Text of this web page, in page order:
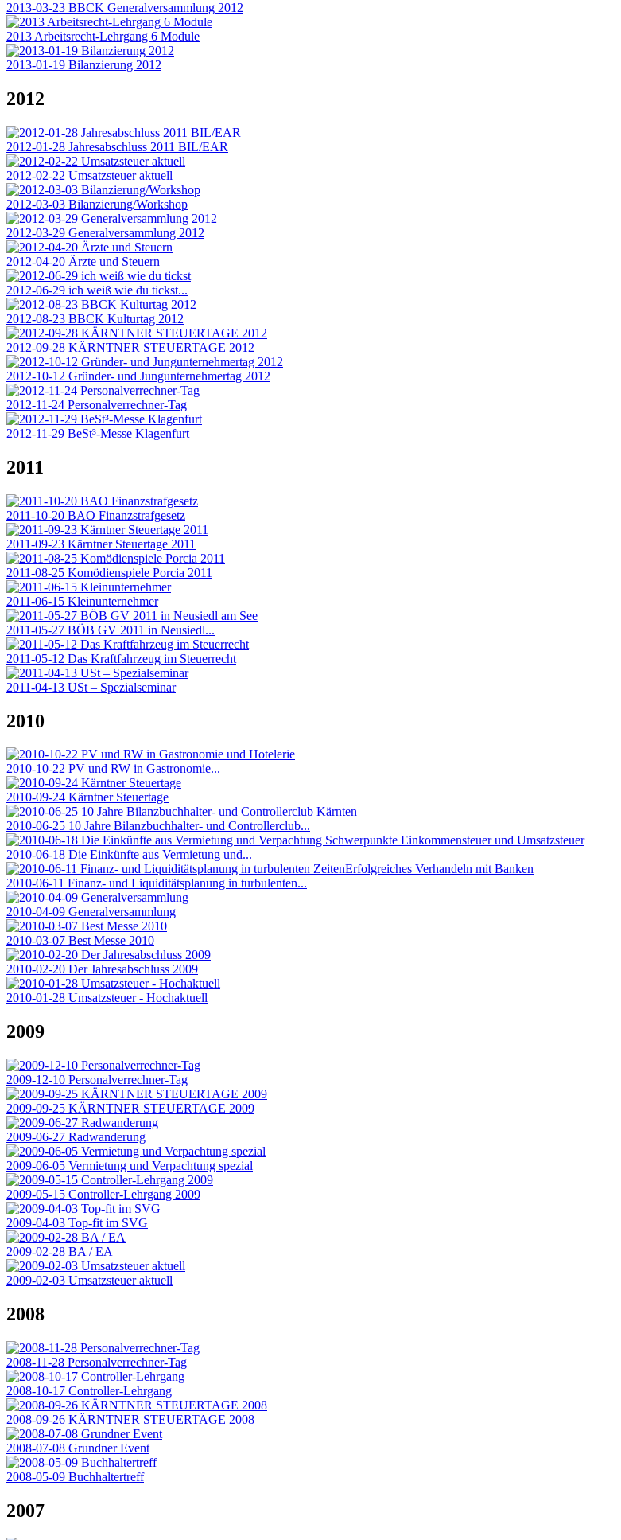
2013-03-23 BBCK Generalversammlung 2012
2013 Arbeitsrecht-Lehrgang 6 Module
2013-01-19 Bilanzierung 2012
2012
2012-01-28 Jahresabschluss 2011 BIL/EAR
2012-02-22 Umsatzsteuer aktuell
2012-03-03 Bilanzierung/Workshop
2012-03-29 Generalversammlung 2012
2012-04-20 Ärzte und Steuern
2012-06-29 ich weiß wie du tickst...
2012-08-23 BBCK Kulturtag 2012
2012-09-28 KÄRNTNER STEUERTAGE 2012
2012-10-12 Gründer- und Jungunternehmertag 2012
2012-11-24 Personalverrechner-Tag
2012-11-29 BeSt³-Messe Klagenfurt
2011
2011-10-20 BAO Finanzstrafgesetz
2011-09-23 Kärntner Steuertage 2011
2011-08-25 Komödienspiele Porcia 2011
2011-06-15 Kleinunternehmer
2011-05-27 BÖB GV 2011 in Neusiedl...
2011-05-12 Das Kraftfahrzeug im Steuerrecht
2011-04-13 USt – Spezialseminar
2010
2010-10-22 PV und RW in Gastronomie...
2010-09-24 Kärntner Steuertage
2010-06-25 10 Jahre Bilanzbuchhalter- und Controllerclub...
2010-06-18 Die Einkünfte aus Vermietung und...
2010-06-11 Finanz- und Liquiditätsplanung in turbulenten...
2010-04-09 Generalversammlung
2010-03-07 Best Messe 2010
2010-02-20 Der Jahresabschluss 2009
2010-01-28 Umsatzsteuer - Hochaktuell
2009
2009-12-10 Personalverrechner-Tag
2009-09-25 KÄRNTNER STEUERTAGE 2009
2009-06-27 Radwanderung
2009-06-05 Vermietung und Verpachtung spezial
2009-05-15 Controller-Lehrgang 2009
2009-04-03 Top-fit im SVG
2009-02-28 BA / EA
2009-02-03 Umsatzsteuer aktuell
2008
2008-11-28 Personalverrechner-Tag
2008-10-17 Controller-Lehrgang
2008-09-26 KÄRNTNER STEUERTAGE 2008
2008-07-08 Grundner Event
2008-05-09 Buchhaltertreff
2007